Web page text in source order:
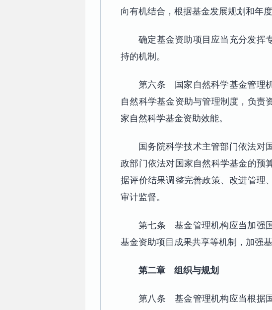
向有机结合，根据基金发展规划和年
确定基金资助项目应当充分发挥
持的机制。
第六条 国家自然科学基金管理
自然科学基金资助与管理制度，负责
家自然科学基金资助效能。
国务院科学技术主管部门依法对
政部门依法对国家自然科学基金的预
据评价结果调整完善政策、改进管理
审计监督。
第七条 基金管理机构应当加强
基金资助项目成果共享等机制，加强
第二章 组织与规划
第八条 基金管理机构应当根据